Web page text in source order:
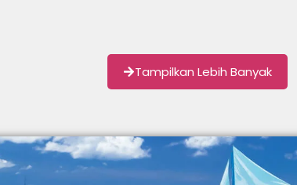
Tampilkan Lebih Banyak